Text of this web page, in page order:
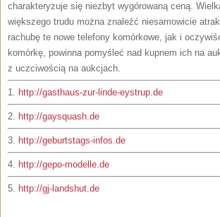
charakteryzuje się niezbyt wygórowaną ceną.
większego trudu można znaleźć niesamowicie
rachubę te nowe telefony komórkowe, jak i
komórkę, powinna pomyśleć nad kupnem ich na
z uczciwością na aukcjach.
1. http://gasthaus-zur-linde-eystrup.de
2. http://gaysquash.de
3. http://geburtstags-infos.de
4. http://gepo-modelle.de
5. http://gj-landshut.de